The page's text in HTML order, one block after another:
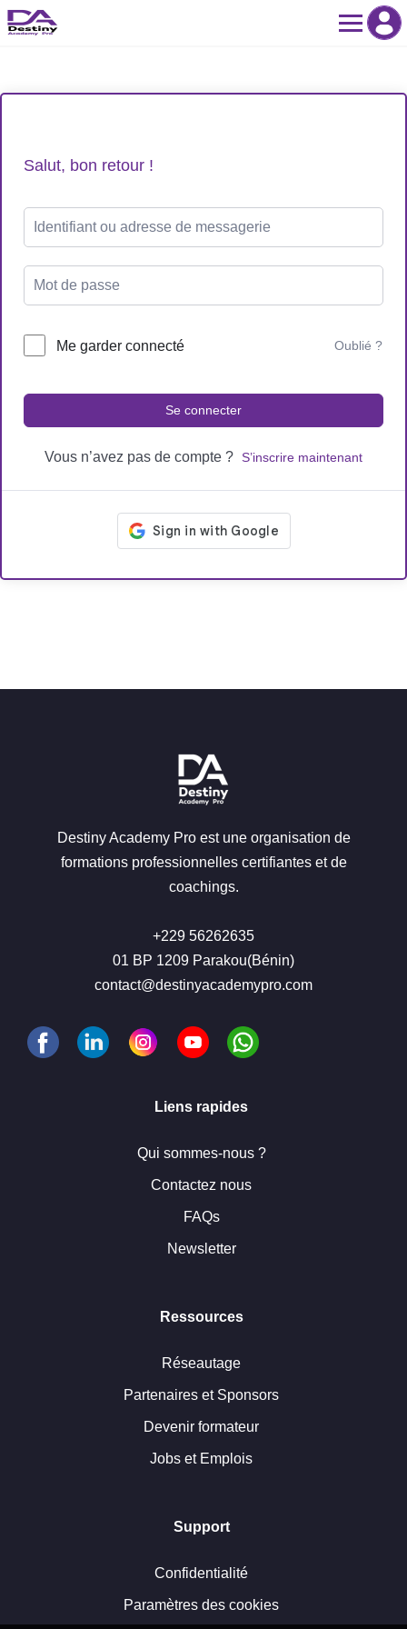
Skip
to
Salut, bon retour !
Me garder connecté Oublié ?
Se connecter
Vous n’avez pas de compte ? S’inscrire maintenant
Destiny Academy Pro est une organisation de
formations professionnelles certifiantes et de
coachings.
+229 56262635
01 BP 1209 Parakou(Bénin)
contact@destinyacademypro.com
Liens rapides
Qui sommes-nous ?
Contactez nous
FAQs
Newsletter
Ressources
Réseautage
Partenaires et Sponsors
Devenir formateur
Jobs et Emplois
Support
Confidentialité
Paramètres des cookies